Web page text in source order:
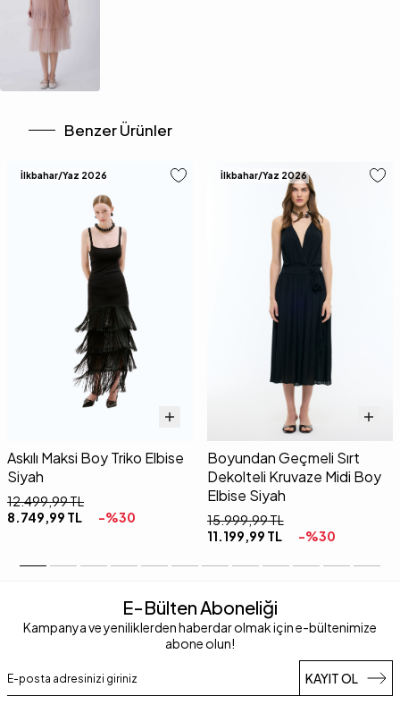
Benzer Ürünler
İlkbahar/Yaz 2026
Askılı Maksi Boy Triko Elbise
Siyah
12.499,99TL
8.749,99 TL -%30
İlkbahar/Yaz 2026
Boyundan Geçmeli Sırt
Dekolteli Kruvaze Midi Boy
Elbise Siyah
15.999,99TL
11.199,99 TL -%30
E-Bülten Aboneliği
Kampanya ve yeniliklerden haberdar olmak için e-bültenimize
abone olun!
KAYIT OL